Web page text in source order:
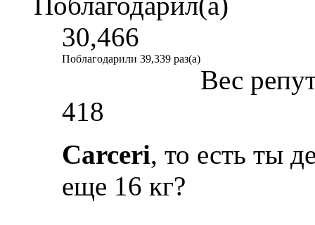
30,466
Поблагодарили 39,339 раз(а)
Вес
418
Carceri, то есть ты
еще 16 кг?